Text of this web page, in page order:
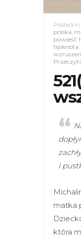
Posted in
polska,
powieść
tęsknota,
I
matka
która